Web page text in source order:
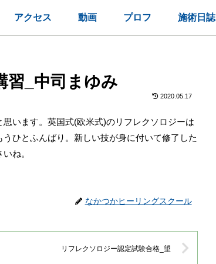
アクセス 動画 プロフ 施術日誌
習_中司まゆみ
2020.05.17
います。英国式(欧米式)のリフレクソロジーは
ひとふんばり。新しい技が身に付いて修了した
ね。
なかつかヒーリングスクール
リフレクソロジー認定試験合格_望